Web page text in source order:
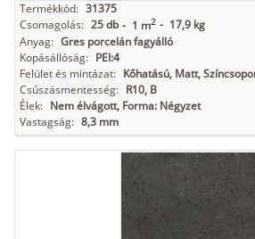
Termékkód: 31375
Csomagolás: 25 db - 1 m2 - 17,9 kg
Anyag: Gres porcelán fagyálló
Kopásállóság: PEI:4
Felület és mintázat: Kőhatású, Matt,
Csúszásmentesség: R10, B
Élek: Nem élvágott, Forma: Négyzet
Vastagság: 8,3 mm